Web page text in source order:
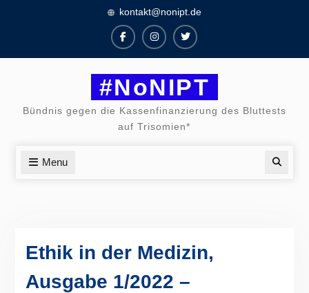
kontakt@nonipt.de
FacebookInstagram
Twitter
#NoNIPT
Bündnis gegen die Kassenfinanzierung des Bluttests
auf Trisomien*
Menu
Ethik in der Medizin,
Ausgabe 1/2022 –